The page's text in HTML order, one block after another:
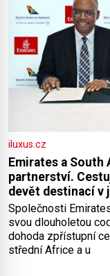
iluxus.cz
Emirates a
partnerství.
devět destinací v
Společnosti
svou dlouholetou
dohoda zpřístupní
střední Africe a u